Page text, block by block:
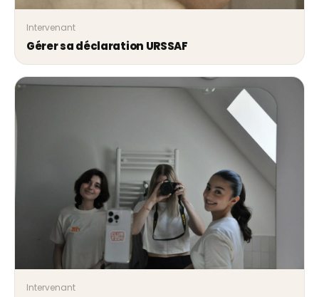
Intervenant
Gérer sa déclaration URSSAF
Intervenant